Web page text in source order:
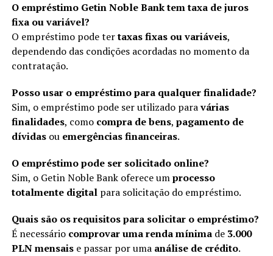
O empréstimo Getin Noble Bank tem taxa de juros
fixa ou variável?
O empréstimo pode tertaxas fixas ou variáveis,
dependendo das condições acordadas no momento da
contratação.
Posso usar o empréstimo para qualquer finalidade?
Sim, o empréstimo pode ser utilizado paravárias
finalidades, como compra de bens, pagamento de
dívidasou emergências financeiras.
O empréstimo pode ser solicitado online?
Sim, o Getin Noble Bank oferece umprocesso
totalmente digitalpara solicitação do empréstimo.
Quais são os requisitos para solicitar o empréstimo?
É necessário comprovar uma renda mínimade 3.000
PLN mensaise passar por uma análise de crédito.